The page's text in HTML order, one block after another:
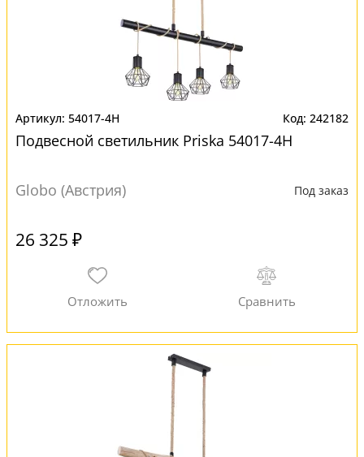
54017-4H 242182
Подвесной светильник Priska 54017-4H
Globo (Австрия) Под заказ
26 325 ₽